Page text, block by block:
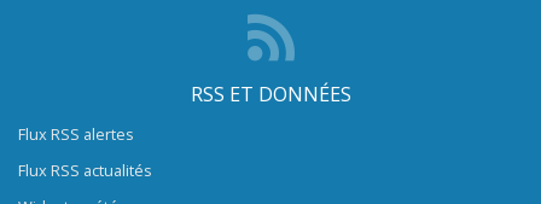
RSS ET DONNÉES
Flux RSS alertes
Flux RSS actualités